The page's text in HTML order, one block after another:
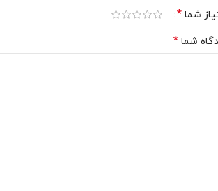
شما *
شما *